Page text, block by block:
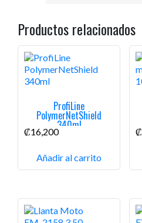
Productos relacionados
ProfiLine
PolymerNetShield
340ml
₡16,200
Añadir al carrito
₡